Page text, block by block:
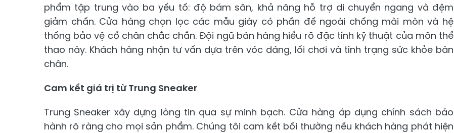
phẩm tập trung vào ba yếu tố: độ bám sân, khả năng hỗ trợ di chuyển ngang và đệm
giảm chấn. Cửa hàng chọn lọc các mẫu giày có phần đế ngoài chống mài mòn và hệ
thống bảo vệ cổ chân chắc chắn. Đội ngũ bán hàng hiểu rõ đặc tính kỹ thuật của môn thể
thao này. Khách hàng nhận tư vấn dựa trên vóc dáng, lối chơi và tình trạng sức khỏe bàn
chân.
Cam kết giá trị từ Trung Sneaker
Trung Sneaker xây dựng lòng tin qua sự minh bạch. Cửa hàng áp dụng chính sách bảo
hành rõ ràng cho mọi sản phẩm. Chúng tôi cam kết bồi thường nếu khách hàng phát hiện